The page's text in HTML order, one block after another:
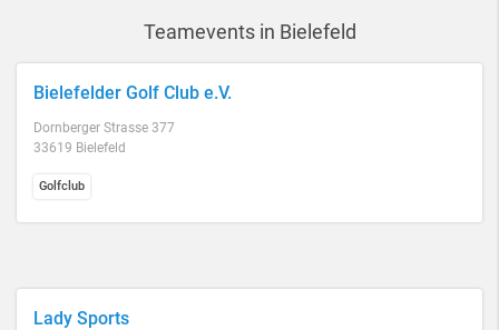
Teamevents in Bielefeld
Bielefelder Golf Club e.V.
Dornberger Strasse 377
33619 Bielefeld
Golfclub
Lady Sports